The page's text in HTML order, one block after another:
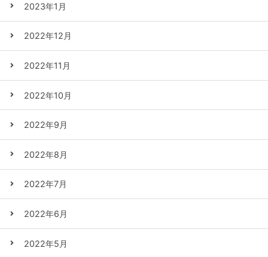
2023年1月
2022年12月
2022年11月
2022年10月
2022年9月
2022年8月
2022年7月
2022年6月
2022年5月